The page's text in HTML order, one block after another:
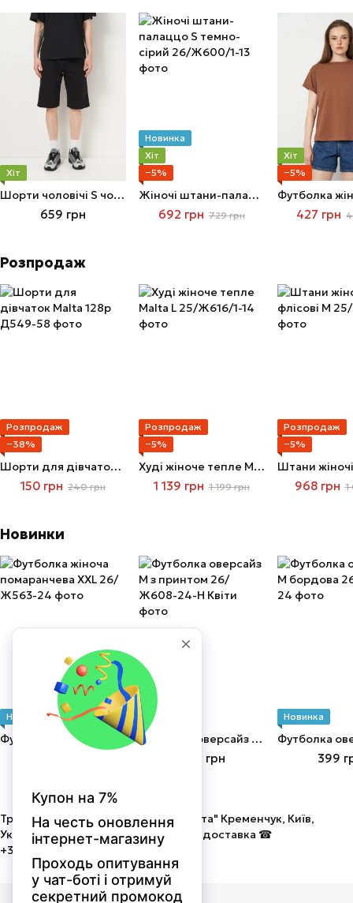
Хіт
Шорти чоловічі S чорні
659 грн
Новинка
Хіт
−5%
Жіночі штани-палаццо S темно-сірий
692 грн 729 грн
Хіт
−5%
427 грн
Розпродаж
Розпродаж
−38%
Шорти для дівчаток Malta 128р
150 грн 240 грн
Розпродаж
−5%
Худі жіноче тепле Malta L
1 139 грн 1 199 грн
Розпродаж
−5%
968 грн 1
Новинки
Новинка
Футболка жіноча помаранчева XXL
Новинка
Футболка оверсайз М з принтом
499 грн
Новинка
399
Трикотаж від виробника ТОВ "Мальта" Кременчук, Київ,
Україна. Оптом і в роздріб! Швидка доставка ☎
+380675058586